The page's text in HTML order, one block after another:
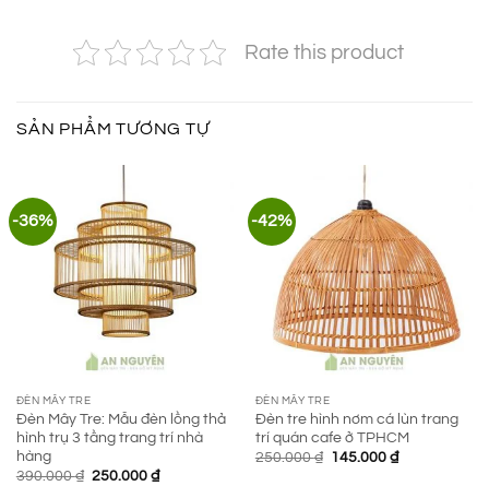
Rate this product
SẢN PHẨM TƯƠNG TỰ
-36%
ĐÈN MÂY TRE
Đèn Mây Tre: Mẫu đèn lồng thả
hình trụ 3 tầng trang trí nhà
hàng
390.000₫ Giá
250.000 ₫Giá
-42%
ĐÈN MÂY TRE
Đèn tre hình nơm cá lùn trang
trí quán cafe ở TPHCM
250.000₫ Giá
145.000 ₫Giá